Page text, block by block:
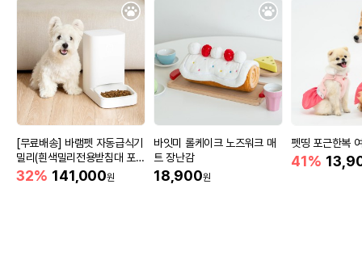
[무료배송] 바램펫 자동급식기
밀리(흰색밀리전용받침대 포
함)
32% 141,000원
바잇미 롤케이크 노즈워크 매
트 장난감
18,900원
펫띵 포근한복
41%